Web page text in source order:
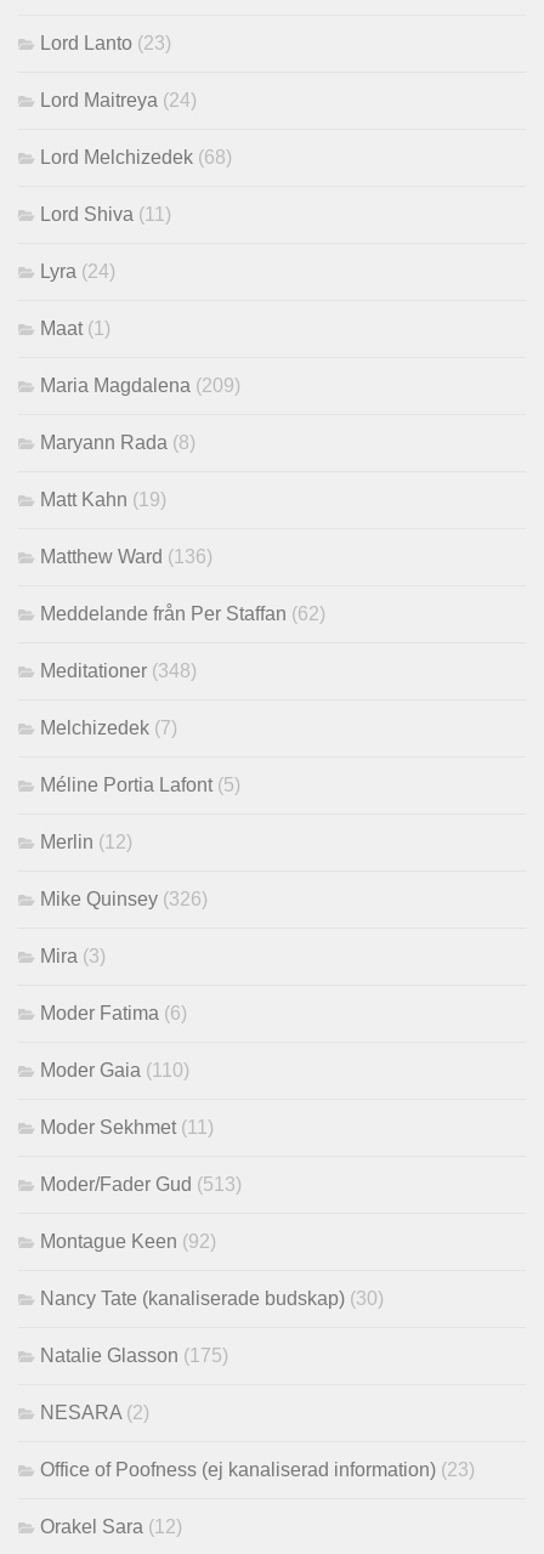
Lord Lanto (23)
Lord Maitreya (24)
Lord Melchizedek (68)
Lord Shiva (11)
Lyra (24)
Maat (1)
Maria Magdalena (209)
Maryann Rada (8)
Matt Kahn (19)
Matthew Ward (136)
Meddelande från Per Staffan (62)
Meditationer (348)
Melchizedek (7)
Méline Portia Lafont (5)
Merlin (12)
Mike Quinsey (326)
Mira (3)
Moder Fatima (6)
Moder Gaia (110)
Moder Sekhmet (11)
Moder/Fader Gud (513)
Montague Keen (92)
Nancy Tate (kanaliserade budskap) (30)
Natalie Glasson (175)
NESARA (2)
Office of Poofness (ej kanaliserad information) (23)
Orakel Sara (12)